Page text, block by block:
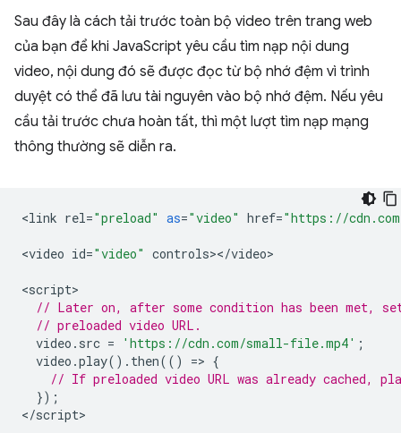
Sau đây là cách tải trước toàn bộ video trên trang web
của bạn để khi JavaScript yêu cầu tìm nạp nội dung
video, nội dung đó sẽ được đọc từ bộ nhớ đệm vì trình
duyệt có thể đã lưu tài nguyên vào bộ nhớ đệm. Nếu yêu
cầu tải trước chưa hoàn tất, thì một lượt tìm nạp mạng
thông thường sẽ diễn ra.
<link rel="preload" as="video" href="https://
<video id="video" controls></video>
<script
// Later on, after some condition has been met,
// preloaded video URL.
video . src = 'https://cdn.com/small-file.mp4' ;
video .play(). then(() => {
// If preloaded video URL was already cached,
});
</script